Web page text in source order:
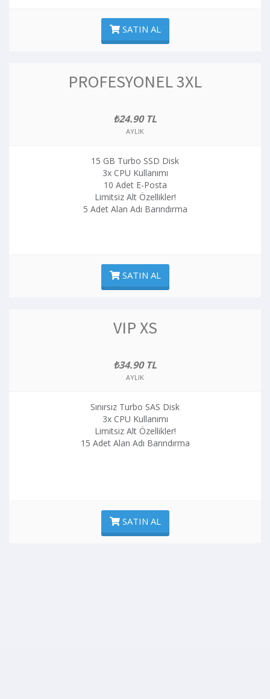
SATIN AL
PROFESYONEL 3XL
₺24.90 TL
AYLIK
15 GB Turbo SSD Disk
3x CPU Kullanımı
10 Adet E-Posta
Limitsiz Alt Özellikler!
5 Adet Alan Adı Barındırma
SATIN AL
VIP XS
₺34.90 TL
AYLIK
Sınırsız Turbo SAS Disk
3x CPU Kullanımı
Limitsiz Alt Özellikler!
15 Adet Alan Adı Barındırma
SATIN AL